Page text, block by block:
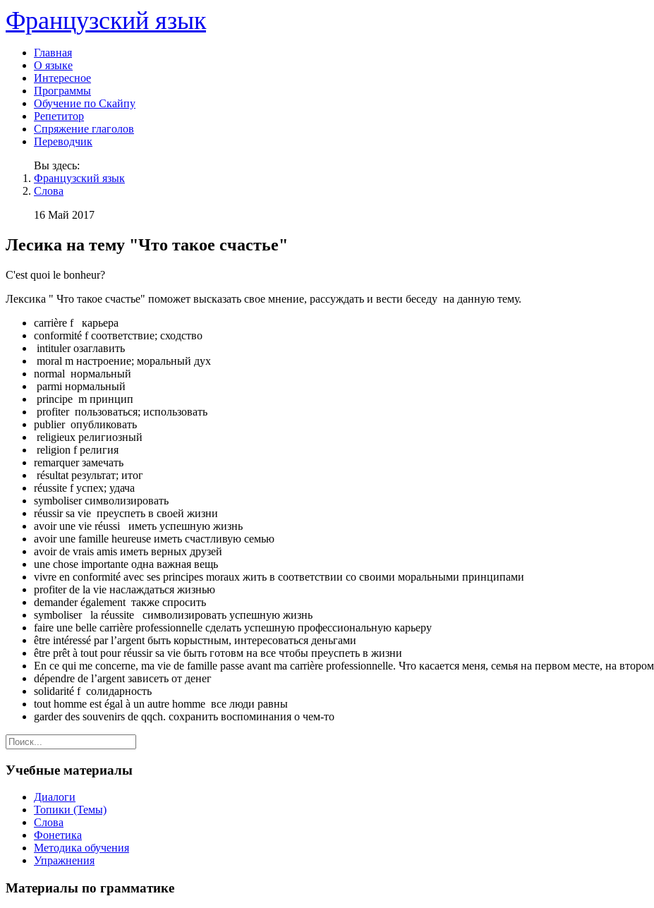
Французский язык
Главная
О языке
Интересное
Программы
Обучение по Скайпу
Репетитор
Спряжение глаголов
Переводчик
Вы здесь:
Французский язык
Слова
16 Май 2017
Лесика на тему "Что такое счастье"
C'est quoi le bonheur?
Лексика " Что такое счастье" поможет высказать свое мнение, рассуждать и вести беседу на данную тему.
carrière f карьера
conformité f соответствие; сходство
intituler озаглавить
moral m настроение; моральный дух
normal нормальный
parmi нормальный
principe m принцип
profiter пользоваться; использовать
publier опубликовать
religieux религиозный
religion f религия
remarquer замечать
résultat результат; итог
réussite f успех; удача
symboliser символизировать
réussir sa vie преуспеть в своей жизни
avoir une vie réussi иметь успешную жизнь
avoir une famille heureuse иметь счастливую семью
avoir de vrais amis иметь верных друзей
une chose importante одна важная вещь
vivre en conformité avec ses principes moraux жить в соответствии со своими моральными принципами
profiter de la vie наслаждаться жизнью
demander également также спросить
symboliser la réussite символизировать успешную жизнь
faire une belle carrière professionnelle сделать успешную профессиональную карьеру
être intéressé par l’argent быть корыстным, интересоваться деньгами
être prêt à tout pour réussir sa vie быть готовм на все чтобы преуспеть в жизни
En ce qui me concerne, ma vie de famille passe avant ma carrière professionnelle. Что касается меня, семья на первом месте, на
dépendre de l’argent зависеть от денег
solidarité f солидарность
tout homme est égal à un autre homme все люди равны
garder des souvenirs de qqch. сохранить воспоминания о чем-то
Учебные материалы
Диалоги
Топики (Темы)
Слова
Фонетика
Методика обучения
Упражнения
Материалы по грамматике